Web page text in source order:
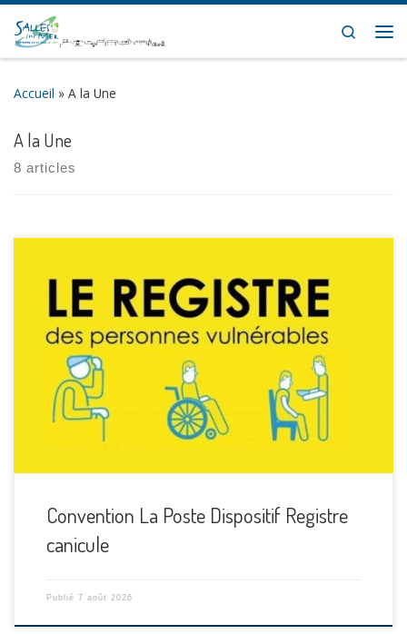
Skip to content
Search
Accueil » A la Une
A la Une
8 articles
Convention La Poste Dispositif Registre
canicule
Publié 7 août 2026